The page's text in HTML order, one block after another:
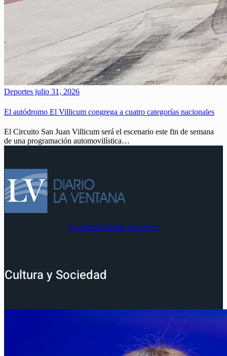
Deportes julio 31, 2026
El autódromo El Villicum congrega a cuatro categorías nacionales
El Circuito San Juan Villicum será el escenario este fin de semana
de una programación automovilística…
Facebook Twitter Instagram
Cultura y Sociedad